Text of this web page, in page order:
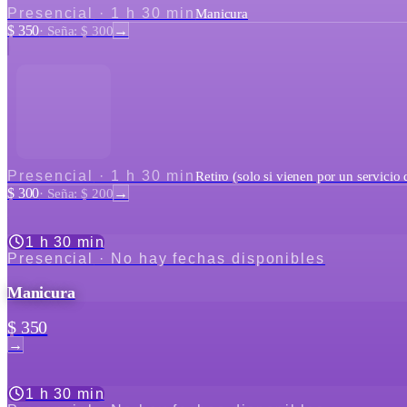
Presencial · 1 h 30 minManicura
$ 350· Seña: $ 300 →
Presencial · 1 h 30 minRetiro (solo si vienen por un servicio
$ 300· Seña: $ 200 →
1 h 30 min
Presencial
· No hay fechas disponibles
Manicura
$ 350
→
1 h 30 min